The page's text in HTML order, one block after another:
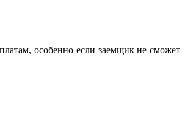
особенно если заемщик не сможет